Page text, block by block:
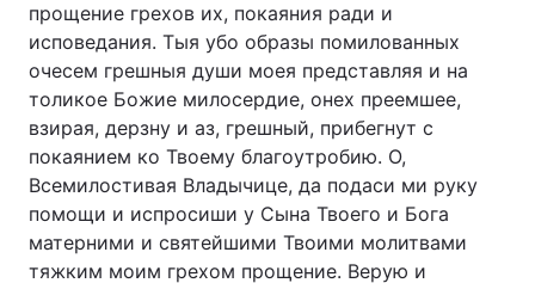
прощение грехов их, покаяния ради и
исповедания. Тыя убо образы помилованных
очесем грешныя души моея представляя и на
толикое Божие милосердие, онех преемшее,
взирая, дерзну и аз, грешный, прибегнут с
покаянием ко Твоему благоутробию. О,
Всемилостивая Владычице, да подаси ми руку
помощи и испросиши у Сына Твоего и Бога
матерними и святейшими Твоими молитвами
тяжким моим грехом прощение. Верую и